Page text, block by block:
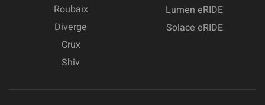
Roubaix
Diverge
Crux
Shiv
Lumen eRIDE
Solace eRIDE